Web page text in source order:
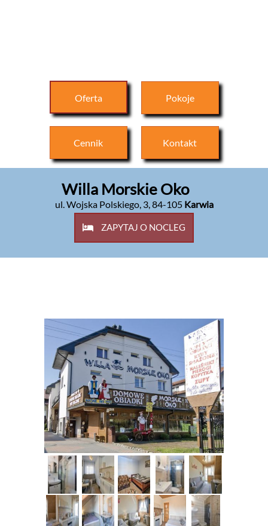
Oferta Pokoje
Cennik Kontakt
Willa Morskie Oko
ul. Wojska Polskiego, 3,84-105 Karwia
ZAPYTAJ O NOCLEG